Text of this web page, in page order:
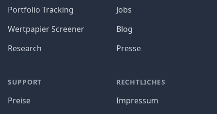
Portfolio Tracking
Wertpapier Screener
Research
SUPPORT
Preise
Jobs
Blog
Presse
RECHTLICHES
Impressum